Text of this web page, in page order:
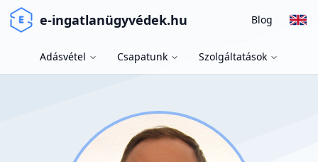
e-ingatlanügyvédek.hu Blog
Adásvétel Csapatunk Szolgáltatások